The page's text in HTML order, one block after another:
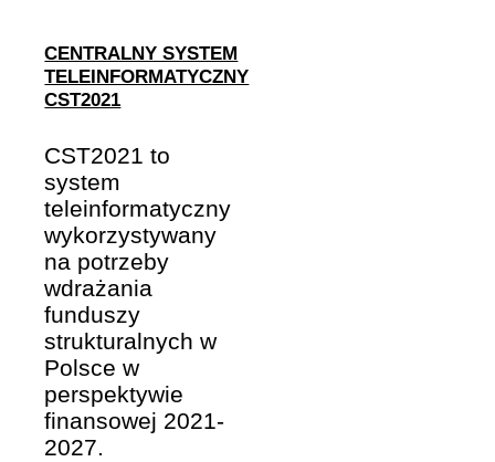
CENTRALNY SYSTEM
TELEINFORMATYCZNY
CST2021
CST2021 to
system
teleinformatyczny
wykorzystywany
na potrzeby
wdrażania
funduszy
strukturalnych w
Polsce w
perspektywie
finansowej 2021-
2027.